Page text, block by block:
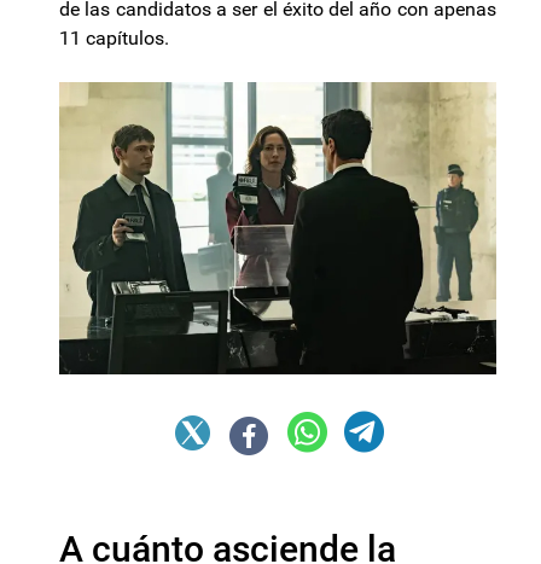
de las candidatos a ser el éxito del año con apenas
11 capítulos.
A cuánto asciende la